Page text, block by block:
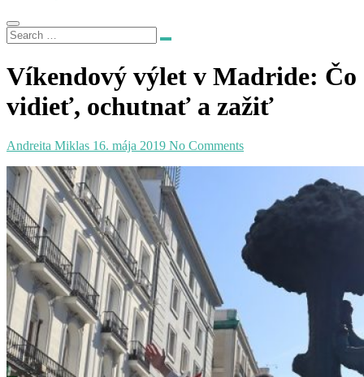
Víkendový výlet v Madride: Čo
vidieť, ochutnať a zažiť
Andreita Miklas 16. mája 2019 No Comments